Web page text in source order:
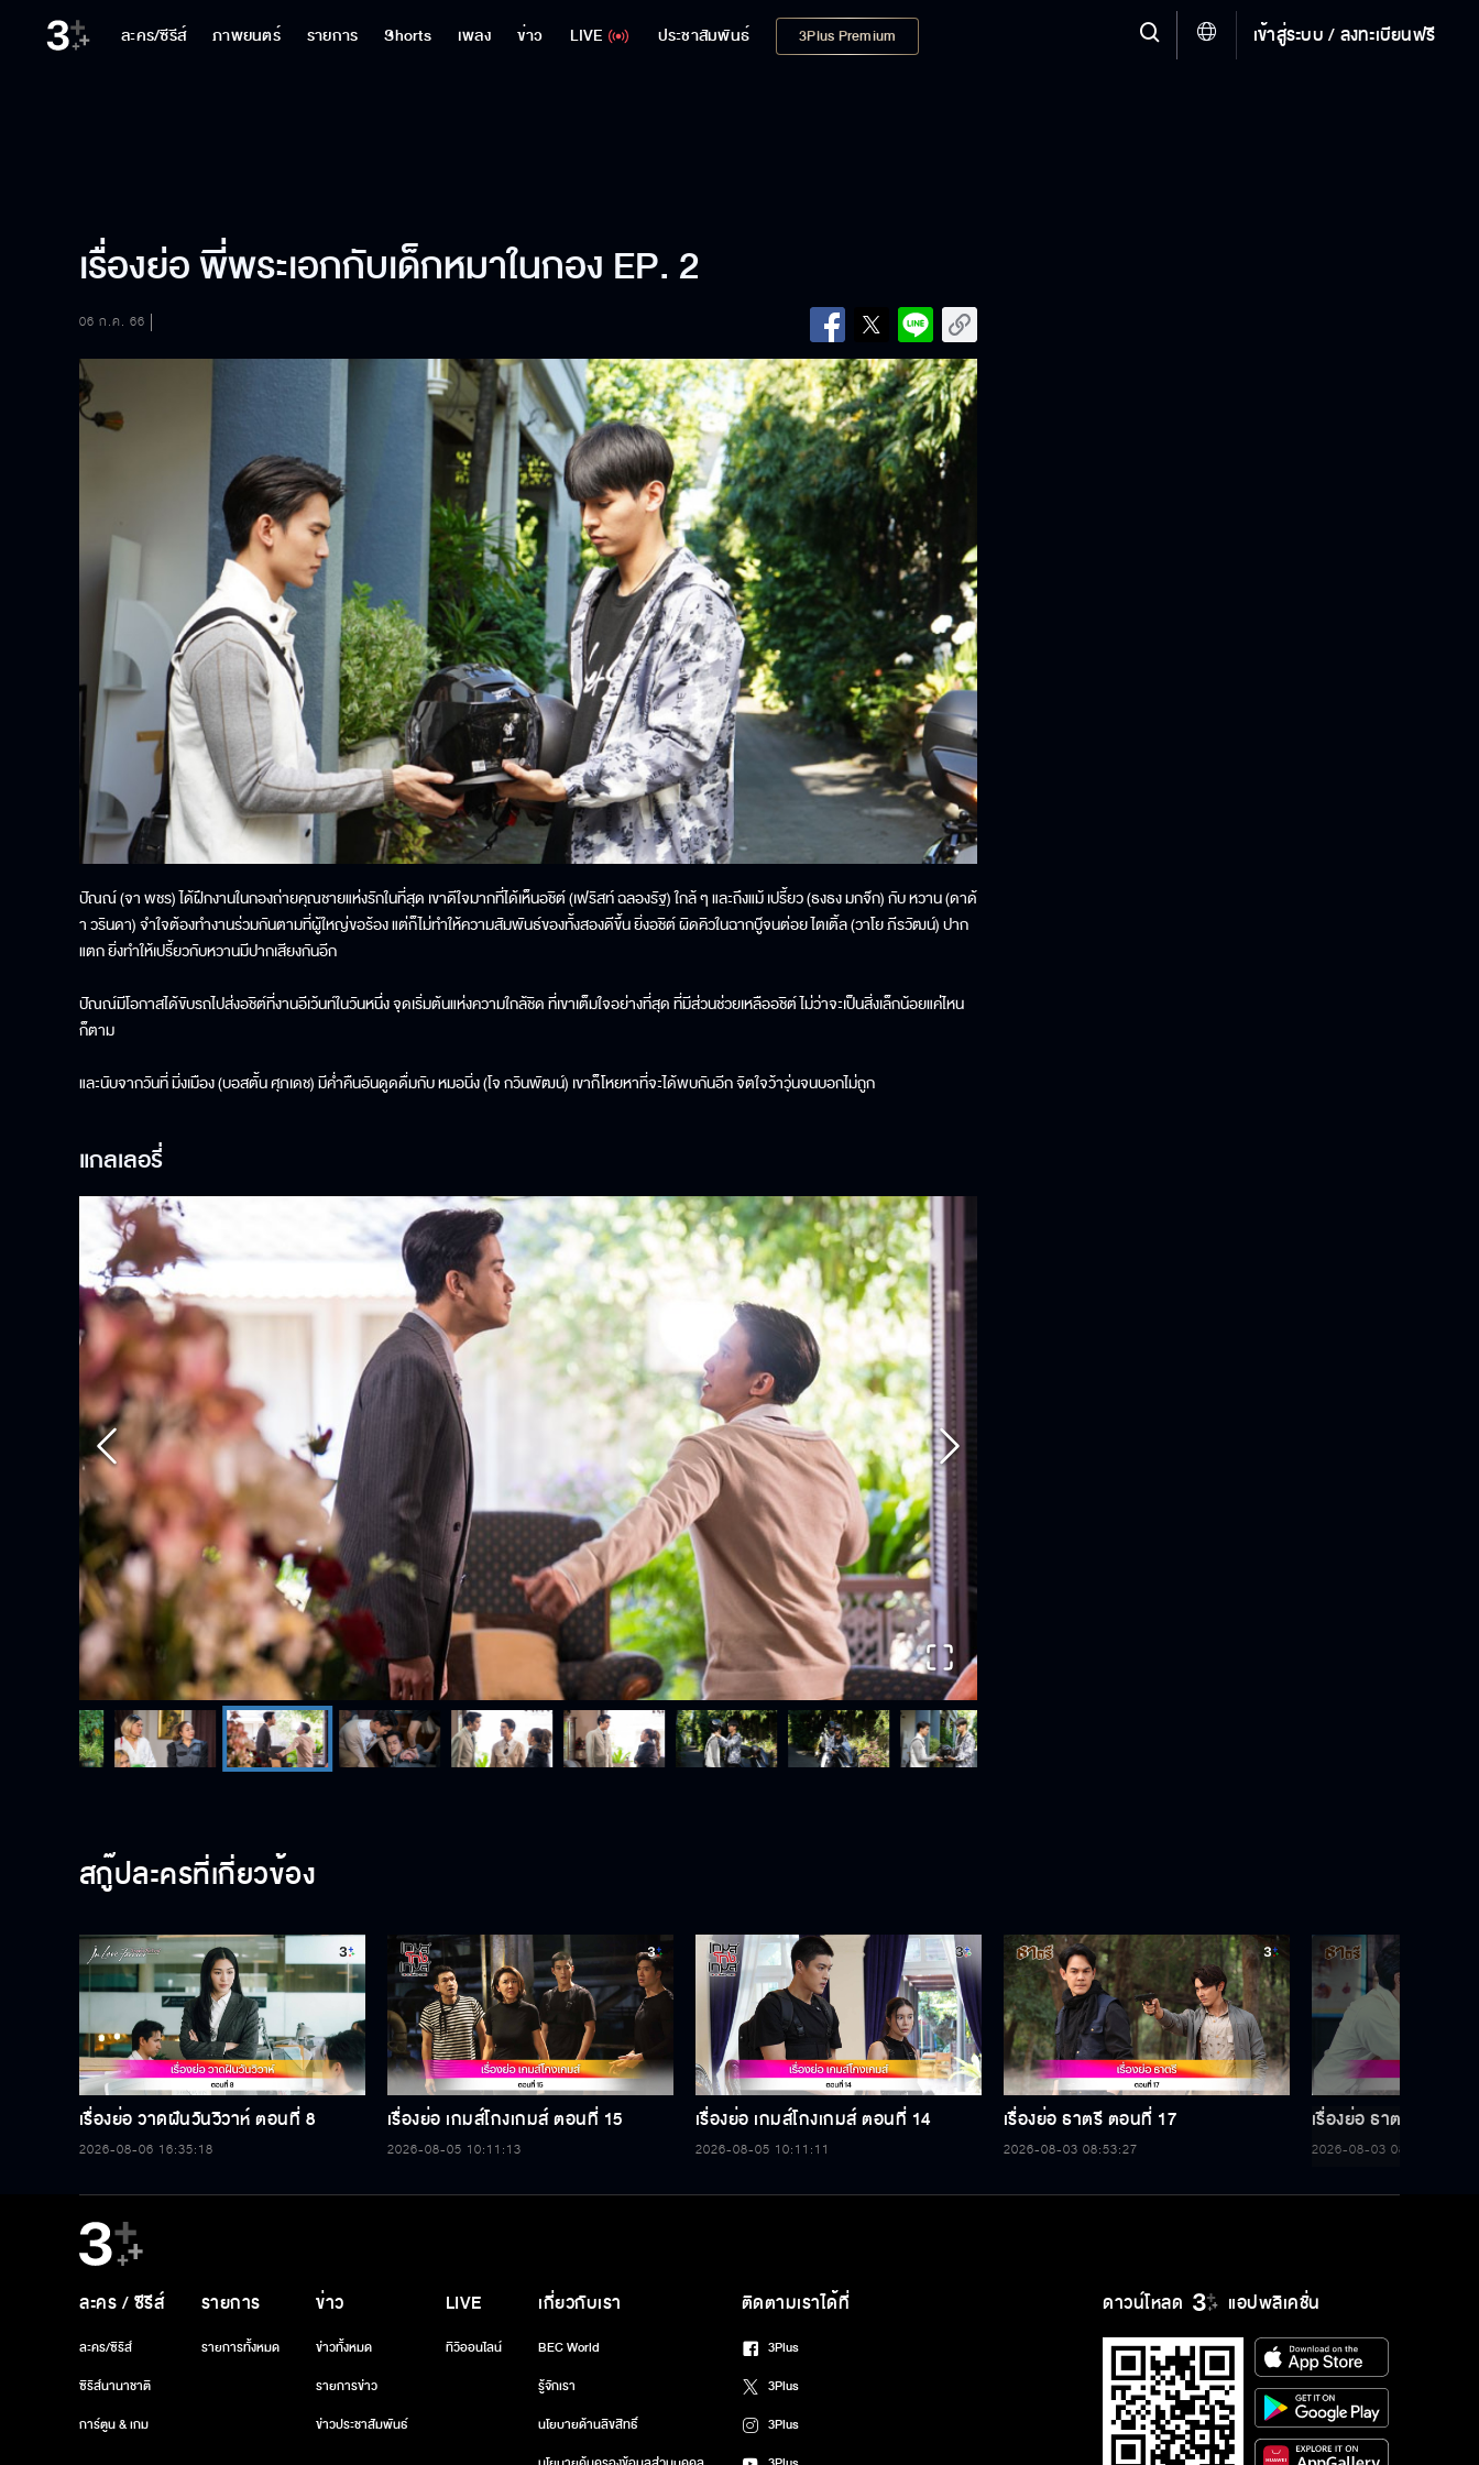
ละคร/ซีรีส์ ภาพยนตร์ รายการ Shorts เพลง ข่าว LIVE ประชาสัมพันธ์ 3Plus Premium เข้าสู่ระบบ / ลงทะเบียนฟรี
เรื่องย่อ พี่พระเอกกับเด็กหมาในกอง EP. 2
06 ก.ค. 66
ปัณณ์ (จา พชร) ได้ฝึกงานในกองถ่ายคุณชายแห่งรักในที่สุด เขาดีใจมากที่ได้เห็นอชิต์ (เฟริสท์ ฉลองรัฐ) ใกล้ ๆ และถึงแม้ เปรี้ยว (ธงธง มกจ๊ก) กับ หวาน (ดาด้
า วรินดา) จำใจต้องทำงานร่วมกันตามที่ผู้ใหญ่ขอร้อง แต่ก็ไม่ทำให้ความสัมพันธ์ของทั้งสองดีขึ้น ยิ่งอชิต์ ผิดคิวในฉากบู๊จนต่อย ไตเติ้ล (วาโย ภีรวัฒน์) ปาก
แตก ยิ่งทำให้เปรี้ยวกับหวานมีปากเสียงกันอีก
ปัณณ์มีโอกาสได้ขับรถไปส่งอชิต์ที่งานอีเว้นท์ในวันหนึ่ง จุดเริ่มต้นแห่งความใกล้ชิด ที่เขาเต็มใจอย่างที่สุด ที่มีส่วนช่วยเหลืออชิต์ ไม่ว่าจะเป็นสิ่งเล็กน้อยแค่ไหน
ก็ตาม
และนับจากวันที่ มิ่งเมือง (บอสตั้น ศุภเดช) มีค่ำคืนอันดูดดื่มกับ หมอนิ่ง (โจ กวินพัฒน์) เขาก็โหยหาที่จะได้พบกันอีก จิตใจว้าวุ่นจนบอกไม่ถูก
แกลเลอรี่
สกู๊ปละครที่เกี่ยวข้อง
เรื่องย่อ วาดฝันวันวิวาห์ ตอนที่ 8
2026-08-06 16:35:18
เรื่องย่อ เกมส์โกงเกมส์ ตอนที่ 15
2026-08-05 10:11:13
เรื่องย่อ เกมส์โกงเกมส์ ตอนที่ 14
2026-08-05 10:11:11
เรื่องย่อ ธาตรี ตอนที่ 17
2026-08-03 08:53:27
เรื่องย่อ ธาตรี ตอนที่
2026-08-03 08:53:27
ดาวน์โหลด แอปพลิเคชั่น
ละคร / ซีรีส์
ละคร/ซีรีส์
ซีรีส์นานาชาติ
การ์ตูน & เกม
รายการ
รายการทั้งหมด
ข่าว
ข่าวทั้งหมด
รายการข่าว
ข่าวประชาสัมพันธ์
LIVE
ทีวีออนไลน์
เกี่ยวกับเรา
BEC World
รู้จักเรา
นโยบายด้านลิขสิทธิ์
ติดตามเราได้ที่
3Plus
3Plus
3Plus